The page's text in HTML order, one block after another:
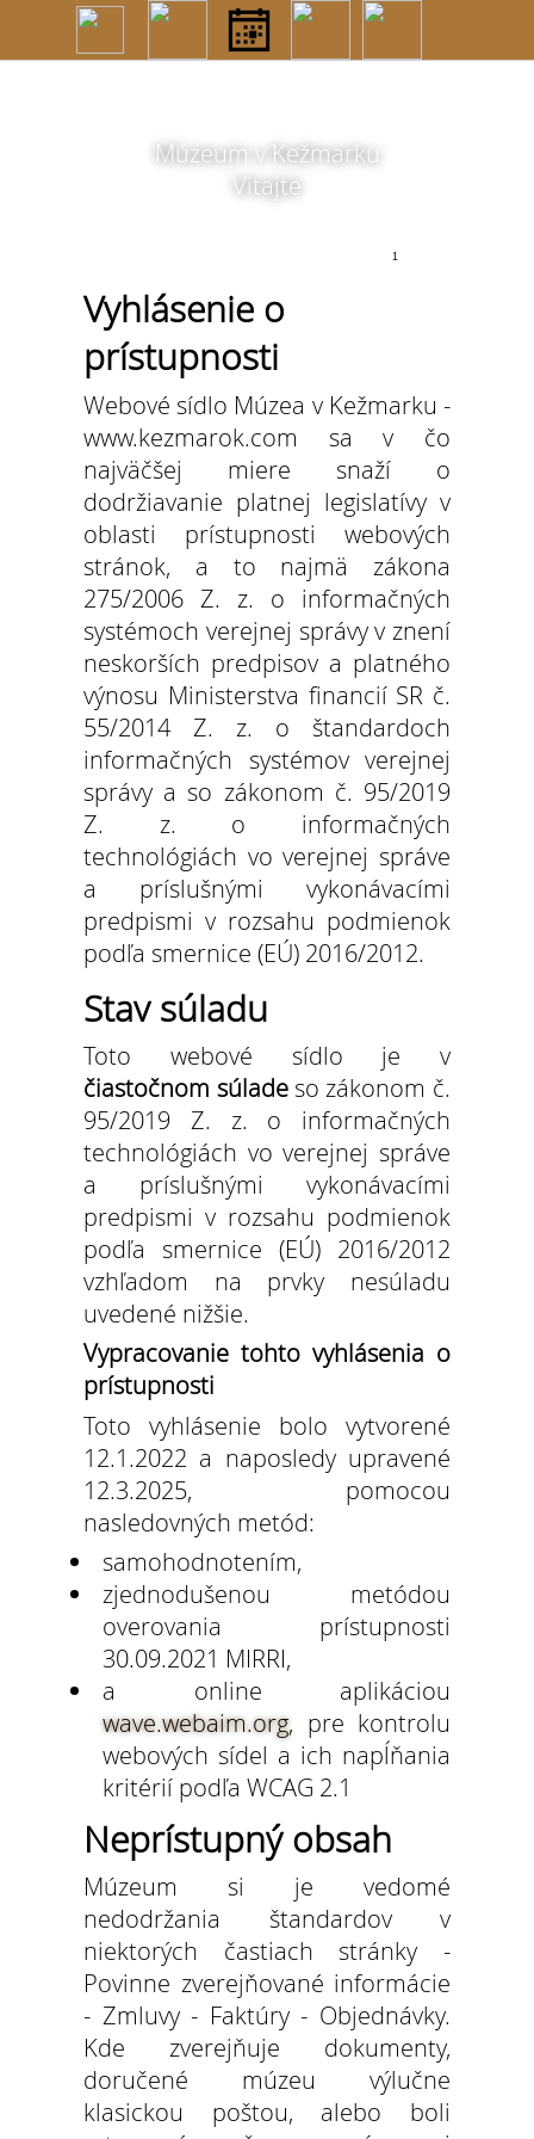
1
Múzeum v Kežmarku
Vitajte
Kežmarský hrad
Múzeum meštianskej
bytovej kultúry
Vyhlásenie o
prístupnosti
Webové sídlo Múzea v Kežmarku -
www.kezmarok.com sa v čo
najväčšej miere snaží o
dodržiavanie platnej legislatívy v
oblasti prístupnosti webových
stránok, a to najmä zákona
275/2006 Z. z. o informačných
systémoch verejnej správy v znení
neskorších predpisov a platného
výnosu Ministerstva financií SR č.
55/2014 Z. z. o štandardoch
informačných systémov verejnej
správy a so zákonom č. 95/2019
Z. z. o informačných
technológiách vo verejnej správe
a príslušnými vykonávacími
predpismi v rozsahu podmienok
podľa smernice (EÚ) 2016/2012.
Stav súladu
Toto webové sídlo je v
čiastočnom súladeso zákonom č.
95/2019 Z. z. o informačných
technológiách vo verejnej správe
a príslušnými vykonávacími
predpismi v rozsahu podmienok
podľa smernice (EÚ) 2016/2012
vzhľadom na prvky nesúladu
uvedené nižšie.
Vypracovanie tohto vyhlásenia o
prístupnosti
Toto vyhlásenie bolo vytvorené
12.1.2022 a naposledy upravené
12.3.2025, pomocou
nasledovných metód:
samohodnotením,
zjednodušenou metódou
overovania prístupnosti
30.09.2021 MIRRI,
a online aplikáciou
wave.webaim.org, pre kontrolu
webových sídel a ich napĺňania
kritérií podľa WCAG 2.1
Neprístupný obsah
Múzeum si je vedomé
nedodržania štandardov v
niektorých častiach stránky -
Povinne zverejňované informácie
- Zmluvy - Faktúry - Objednávky.
Kde zverejňuje dokumenty,
doručené múzeu výlučne
klasickou poštou, alebo boli